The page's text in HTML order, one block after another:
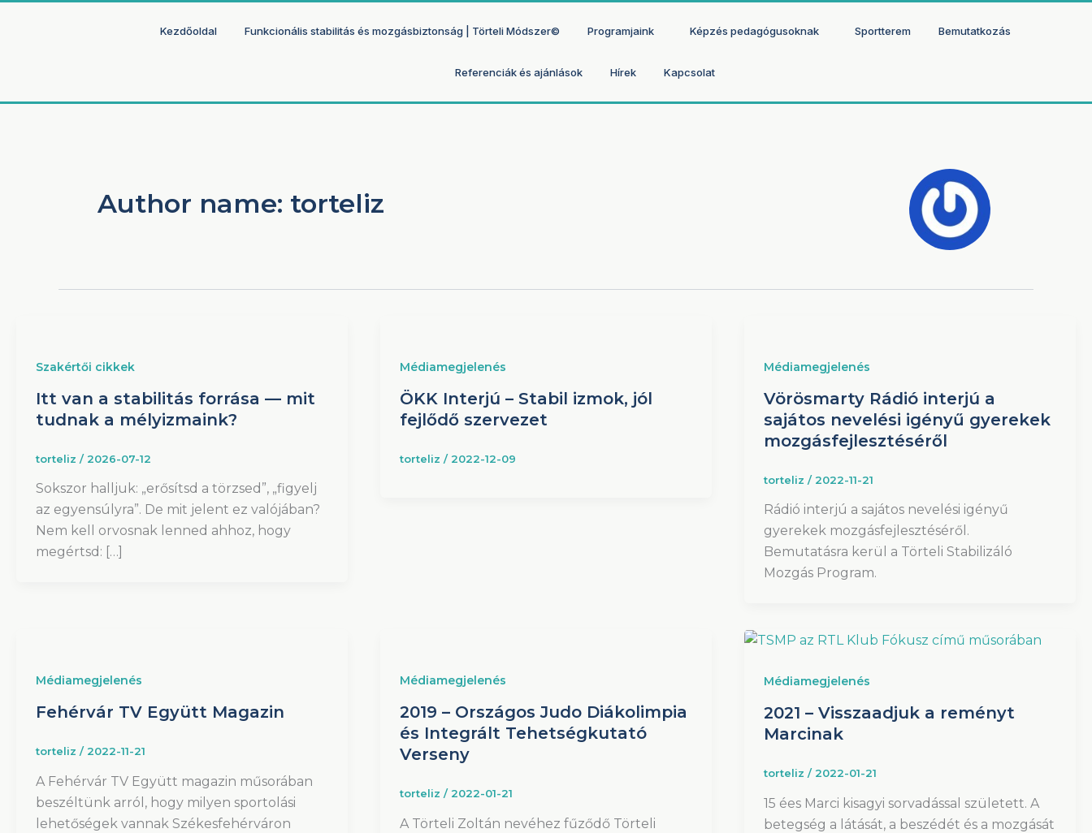
Kezdőoldal Funkcionális stabilitás és mozgásbiztonság | Törteli Módszer© Programjaink Képzés pedagógusoknak Sportterem Bemutatkozás
Referenciák és ajánlások Hírek Kapcsolat
Author name: torteliz
Szakértői cikkek
Itt van a stabilitás forrása — mit
tudnak a mélyizmaink?
torteliz / 2026-07-12
Sokszor halljuk: „erősítsd a törzsed”, „figyelj
az egyensúlyra”. De mit jelent ez valójában?
Nem kell orvosnak lenned ahhoz, hogy
megértsd: […]
Médiamegjelenés
ÖKK Interjú – Stabil izmok, jól
fejlődő szervezet
torteliz / 2022-12-09
Médiamegjelenés
Vörösmarty Rádió interjú a
sajátos nevelési igényű gyerekek
mozgásfejlesztéséről
torteliz / 2022-11-21
Rádió interjú a sajátos nevelési igényű
gyerekek mozgásfejlesztéséről.
Bemutatásra kerül a Törteli Stabilizáló
Mozgás Program.
Médiamegjelenés
Fehérvár TV Együtt Magazin
torteliz / 2022-11-21
A Fehérvár TV Együtt magazin műsorában
beszéltünk arról, hogy milyen sportolási
lehetőségek vannak Székesfehérváron
Médiamegjelenés
2019 – Országos Judo Diákolimpia
és Integrált Tehetségkutató
Verseny
torteliz / 2022-01-21
A Törteli Zoltán nevéhez fűződő Törteli
Médiamegjelenés
2021 – Visszaadjuk a reményt
Marcinak
torteliz / 2022-01-21
15 ées Marci kisagyi sorvadással született. A
betegség a látását, a beszédét és a mozgását